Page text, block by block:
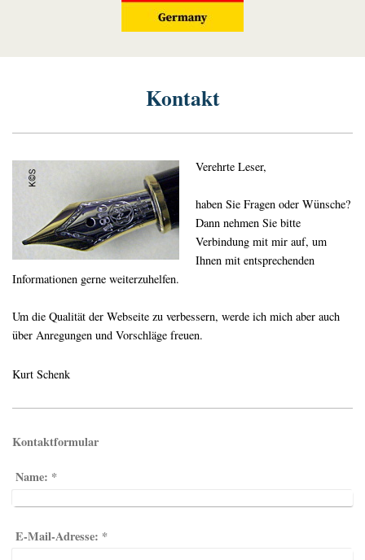
Kontakt
Verehrte Leser,
haben Sie Fragen oder Wünsche?
Dann nehmen Sie bitte
Verbindung mit mir auf, um
Ihnen mit entsprechenden
Informationen gerne weiterzuhelfen.
Um die Qualität der Webseite zu verbessern, werde ich mich aber auch
über Anregungen und Vorschläge freuen.
Kurt Schenk
Kontaktformular
Name: *
E-Mail-Adresse: *